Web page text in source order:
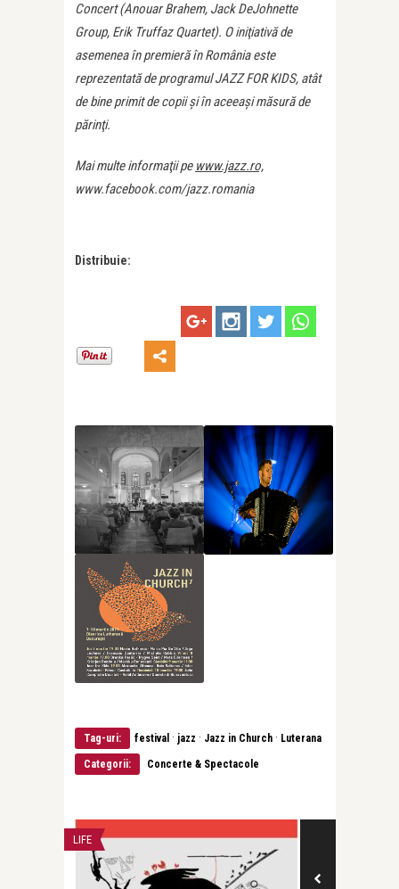
Concert (Anouar Brahem, Jack DeJohnette
Group, Erik Truffaz Quartet). O iniţiativă de
asemenea în premieră în România este
reprezentată de programul JAZZ FOR KIDS, atât
de bine primit de copii şi în aceeaşi măsură de
părinţi.
Mai multe informaţii pe www.jazz.ro,
www.facebook.com/jazz.romania
Distribuie:
Tag-uri: festival · jazz · Jazz in Church · Luterana
Categorii: Concerte & Spectacole
LIFE